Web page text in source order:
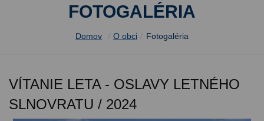
FOTOGALÉRIA
Domov / O obci / Fotogaléria
VÍTANIE LETA - OSLAVY LETNÉHO
SLNOVRATU / 2024